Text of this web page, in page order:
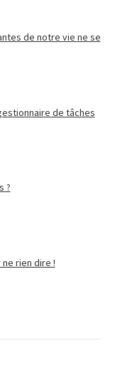
de notre vie ne se
de tâches
?
rien dire !